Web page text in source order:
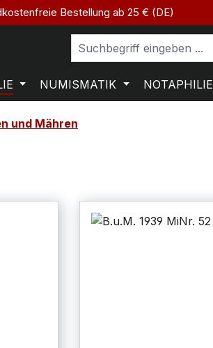
Bestellung ab 25 € (DE)
NUMISMATIK NOTAPHILIE
und Mähren